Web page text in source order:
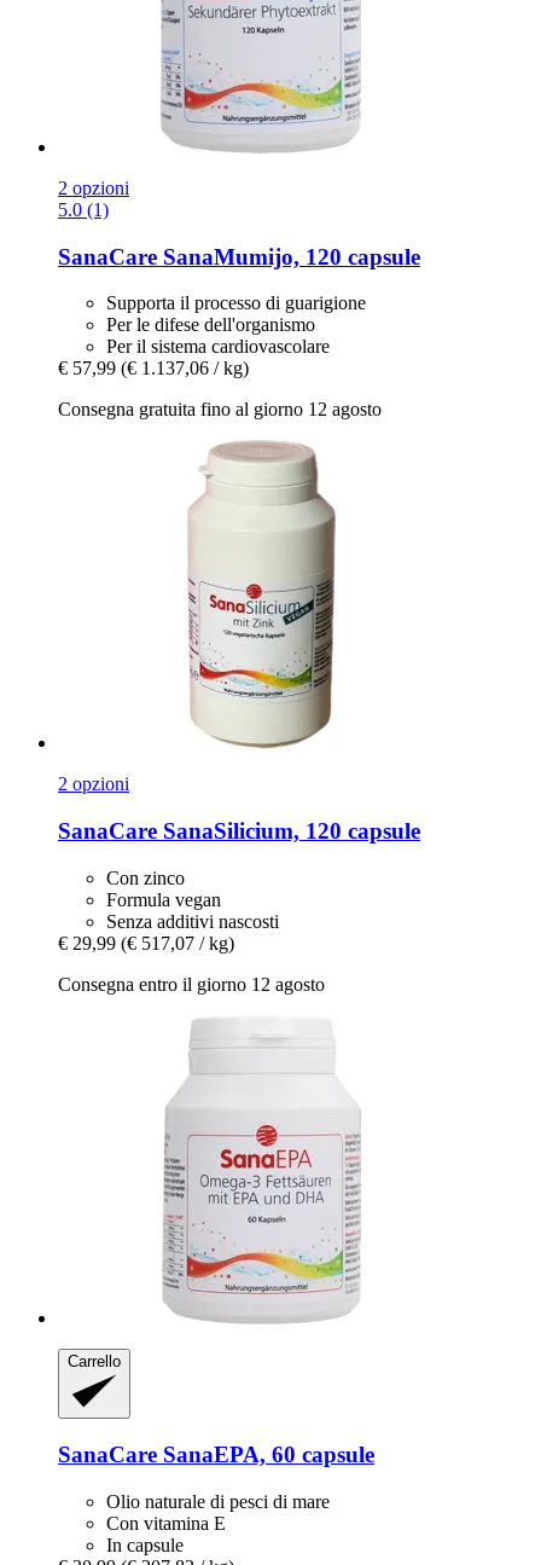
2 opzioni
5.0 (1)
SanaCare SanaMumijo, 120 capsule
Supporta il processo di guarigione
Per le difese dell'organismo
Per il sistema cardiovascolare
€ 57,99 (€ 1.137,06 / kg)
Consegna gratuita fino al giorno 12 agosto
2 opzioni
SanaCare SanaSilicium, 120 capsule
Con zinco
Formula vegan
Senza additivi nascosti
€ 29,99 (€ 517,07 / kg)
Consegna entro il giorno 12 agosto
Carrello
SanaCare SanaEPA, 60 capsule
Olio naturale di pesci di mare
Con vitamina E
In capsule